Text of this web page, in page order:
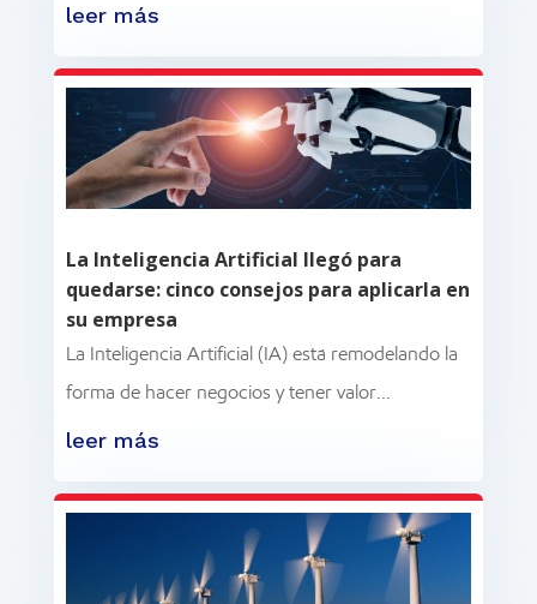
leer más
La Inteligencia Artificial llegó para
quedarse: cinco consejos para aplicarla en
su empresa
La Inteligencia Artificial (IA) está remodelando la
forma de hacer negocios y tener valor...
leer más